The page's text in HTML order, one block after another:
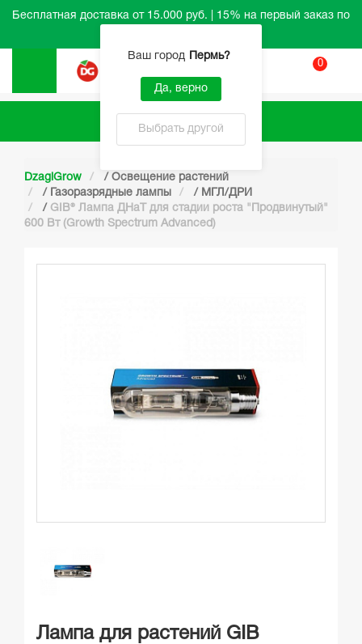
Бесплатная доставка от 15.000 руб. | 15% на первый заказ по
Ваш город Пермь?
Да, верно
Выбрать другой
0
Каталог
DzagiGrow / Освещение растений
/
Газоразрядные лампы / МГЛ/ДРИ
/ GIB® Лампа ДНаТ для стадии роста "Продвинутый"
600 Вт (Growth Spectrum Advanced)
Лампа для растений GIB